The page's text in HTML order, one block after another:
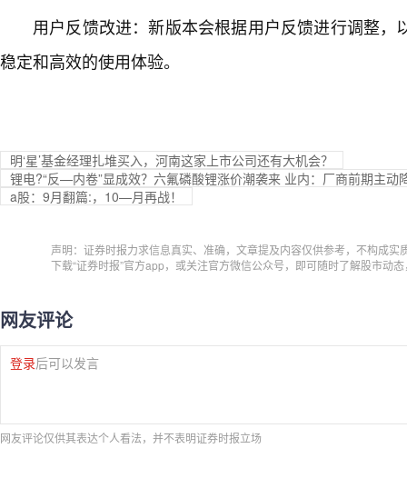
用户反馈改进：新版本会根据用户反馈进行调整，
稳定和高效的使用体验。
明‘星’基金经理扎堆买入，河南这家上市公司还有大机会？
锂电?“反—内卷”显成效？六氟磷酸锂涨价潮袭来 业内：厂商前期主动
a股：9月翻篇:，10—月再战！
声明：证券时报力求信息真实、准确，文章提及内容仅供参考，不构成实
下载“证券时报”官方app，或关注官方微信公众号，即可随时了解股市动
网友评论
登录后可以发言
网友评论仅供其表达个人看法，并不表明证券时报立场